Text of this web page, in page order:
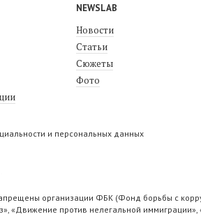
NEWSLAB
Новости
Статьи
Сюжеты
Фото
и персональных данных
организации ФБК (Фонд борьбы с
«Движение против нелегальной